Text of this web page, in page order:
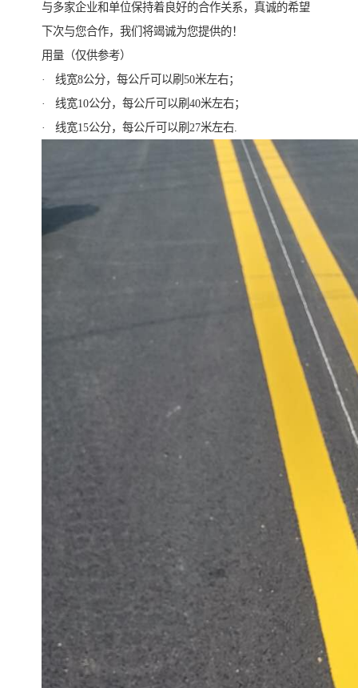
与多家企业和单位保持着良好的合作关系，真诚的希望
下次与您合作，我们将竭诚为您提供的！
用量（仅供参考）
· 线宽8公分，每公斤可以刷50米左右；
· 线宽10公分，每公斤可以刷40米左右；
· 线宽15公分，每公斤可以刷27米左右.